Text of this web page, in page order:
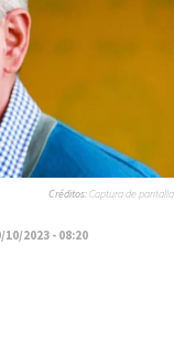
10/2023 - 08:20
Créditos:Captura de pantalla